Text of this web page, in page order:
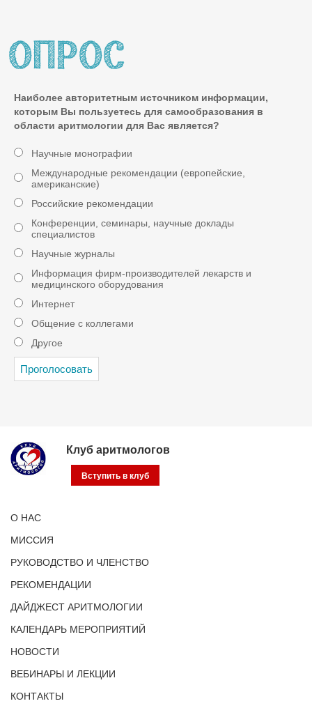
Наиболее авторитетным источником информации,
которым Вы пользуетесь для самообразования в
области аритмологии для Вас является?
Научные монографии
Международные рекомендации (европейские,
американские)
Российские рекомендации
Конференции, семинары, научные доклады
специалистов
Научные журналы
Информация фирм-производителей лекарств и
медицинского оборудования
Интернет
Общение с коллегами
Другое
Клуб аритмологов
Вступить в клуб
О НАС
МИССИЯ
РУКОВОДСТВО И ЧЛЕНСТВО
РЕКОМЕНДАЦИИ
ДАЙДЖЕСТ АРИТМОЛОГИИ
КАЛЕНДАРЬ МЕРОПРИЯТИЙ
НОВОСТИ
ВЕБИНАРЫ И ЛЕКЦИИ
КОНТАКТЫ